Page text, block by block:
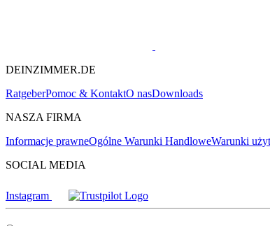
DEINZIMMER.DE
RatgeberPomoc & KontaktO nasDownloads
NASZA FIRMA
Informacje prawneOgólne Warunki HandloweWarunki
SOCIAL MEDIA
Instagram